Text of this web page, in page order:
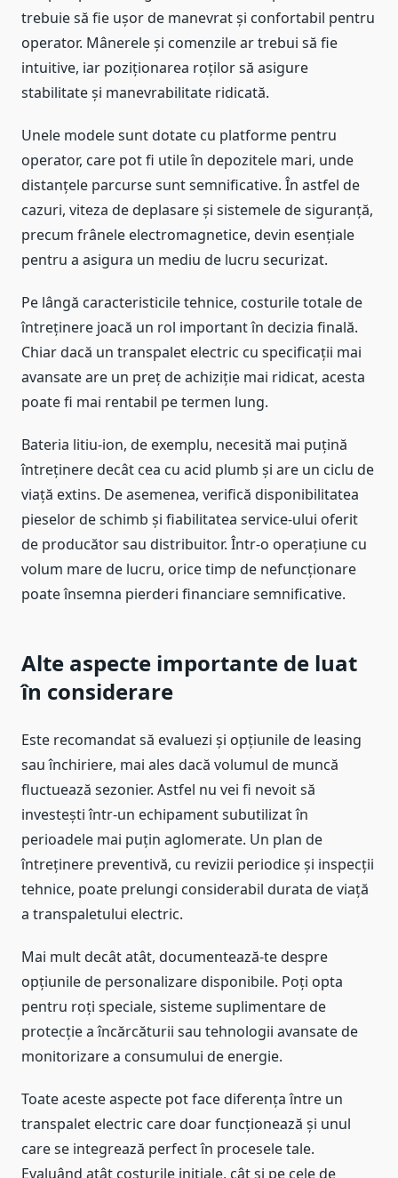
trebuie să fie ușor de manevrat și confortabil pentru
operator. Mânerele și comenzile ar trebui să fie
intuitive, iar poziționarea roților să asigure
stabilitate și manevrabilitate ridicată.
Unele modele sunt dotate cu platforme pentru
operator, care pot fi utile în depozitele mari, unde
distanțele parcurse sunt semnificative. În astfel de
cazuri, viteza de deplasare și sistemele de siguranță,
precum frânele electromagnetice, devin esențiale
pentru a asigura un mediu de lucru securizat.
Pe lângă caracteristicile tehnice, costurile totale de
întreținere joacă un rol important în decizia finală.
Chiar dacă un transpalet electric cu specificații mai
avansate are un preț de achiziție mai ridicat, acesta
poate fi mai rentabil pe termen lung.
Bateria litiu-ion, de exemplu, necesită mai puțină
întreținere decât cea cu acid plumb și are un ciclu de
viață extins. De asemenea, verifică disponibilitatea
pieselor de schimb și fiabilitatea service-ului oferit
de producător sau distribuitor. Într-o operațiune cu
volum mare de lucru, orice timp de nefuncționare
poate însemna pierderi financiare semnificative.
Alte aspecte importante de luat
în considerare
Este recomandat să evaluezi și opțiunile de leasing
sau închiriere, mai ales dacă volumul de muncă
fluctuează sezonier. Astfel nu vei fi nevoit să
investești într-un echipament subutilizat în
perioadele mai puțin aglomerate. Un plan de
întreținere preventivă, cu revizii periodice și inspecții
tehnice, poate prelungi considerabil durata de viață
a transpaletului electric.
Mai mult decât atât, documentează-te despre
opțiunile de personalizare disponibile. Poți opta
pentru roți speciale, sisteme suplimentare de
protecție a încărcăturii sau tehnologii avansate de
monitorizare a consumului de energie.
Toate aceste aspecte pot face diferența între un
transpalet electric care doar funcționează și unul
care se integrează perfect în procesele tale.
Evaluând atât costurile inițiale, cât și pe cele de